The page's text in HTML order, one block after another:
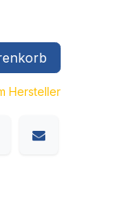
Hersteller